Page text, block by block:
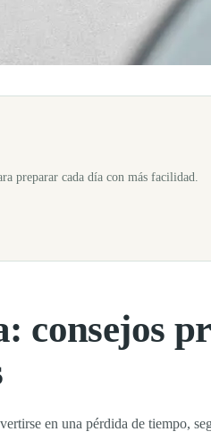
preparar cada día con más facilidad.
consejos
en una pérdida de tiempo,